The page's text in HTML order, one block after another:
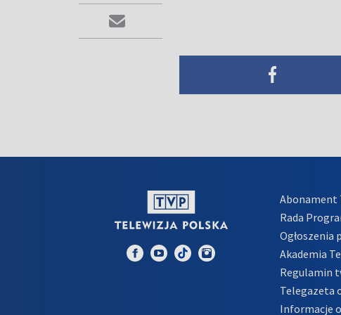
Abonament
Rada
Ogłoszenia
Akademia
Regulamin
Telegazeta
Informacje